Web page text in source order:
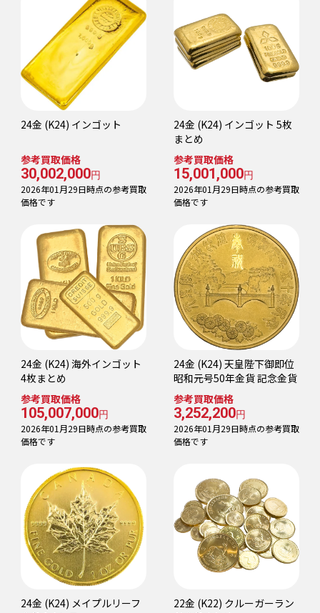
24金 (K24) インゴット
参考買取価格
30,002,000円
2026年01月29日時点の参考買取
価格です
24金 (K24) インゴット 5枚
まとめ
参考買取価格
15,001,000円
2026年01月29日時点の参考買取
価格です
24金 (K24) 海外インゴット
4枚まとめ
参考買取価格
105,007,000円
2026年01月29日時点の参考買取
価格です
24金 (K24) 天皇陛下御即位
昭和元号50年金貨 記念金貨
参考買取価格
3,252,200円
2026年01月29日時点の参考買取
価格です
24金 (K24) メイプルリーフ
22金 (K22) クルーガーラン